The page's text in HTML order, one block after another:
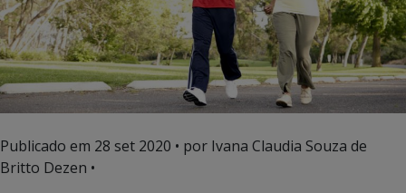
Publicado em 28 set 2020 • por Ivana Claudia Souza de
Britto Dezen •